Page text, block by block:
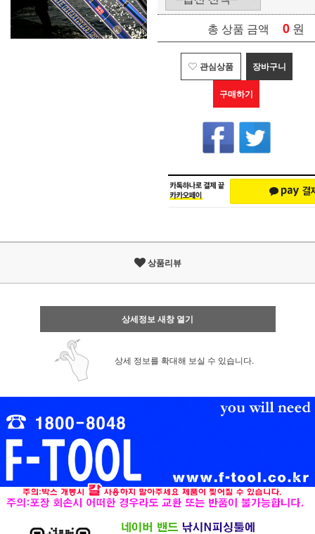
총 상품 금액 0 원
관심상품 장바구니
구매하기
상품리뷰
상세정보 새창 열기
상세 정보를 확대해 보실 수 있습니다.